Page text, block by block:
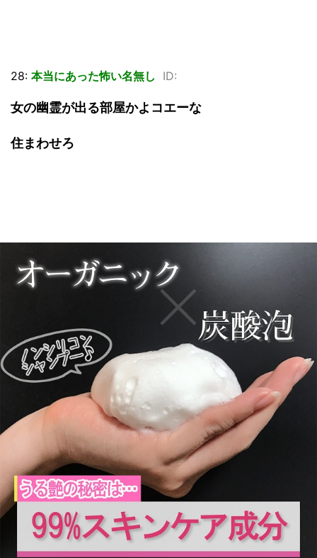
28: 本当にあった怖い名無し ID:
女の幽霊が出る部屋かよコエーな
住まわせろ